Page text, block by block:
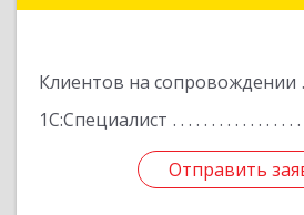
Клиентов на сопровождении
1С:Специалист
Отправить
Отправить